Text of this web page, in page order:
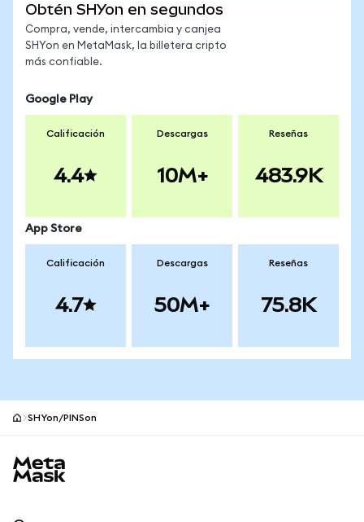
Obtén SHYon en segundos
Compra, vende, intercambia y canjea
SHYon en MetaMask, la billetera cripto
más confiable.
Google Play
Calificación
4.4
Descargas
10M+
Reseñas
483.9K
App Store
Calificación
4.7
Descargas
50M+
Reseñas
75.8K
SHYon/PINSon